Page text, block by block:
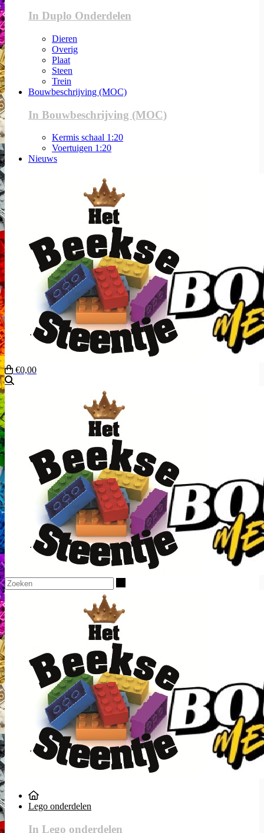
In Duplo Onderdelen
Dieren
Overig
Plaat
Steen
Trein
Bouwbeschrijving (MOC)
In Bouwbeschrijving (MOC)
Kermis schaal 1:20
Voertuigen 1:20
Nieuws
€0,00
Lego onderdelen
In Lego onderdelen